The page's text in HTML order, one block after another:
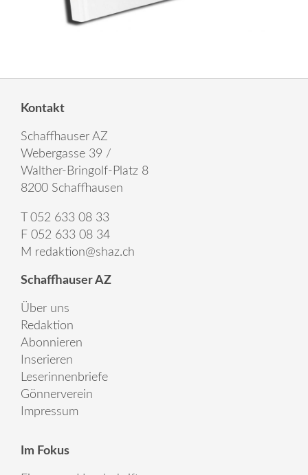
Kontakt
Schaffhauser AZ
Webergasse 39 /
Walther-Bringolf-Platz 8
8200 Schaffhausen
T 052 633 08 33
F 052 633 08 34
M redaktion@shaz.ch
Schaffhauser AZ
Über uns
Redaktion
Abonnieren
Inserieren
Leserinnenbriefe
Gönnerverein
Impressum
Im Fokus